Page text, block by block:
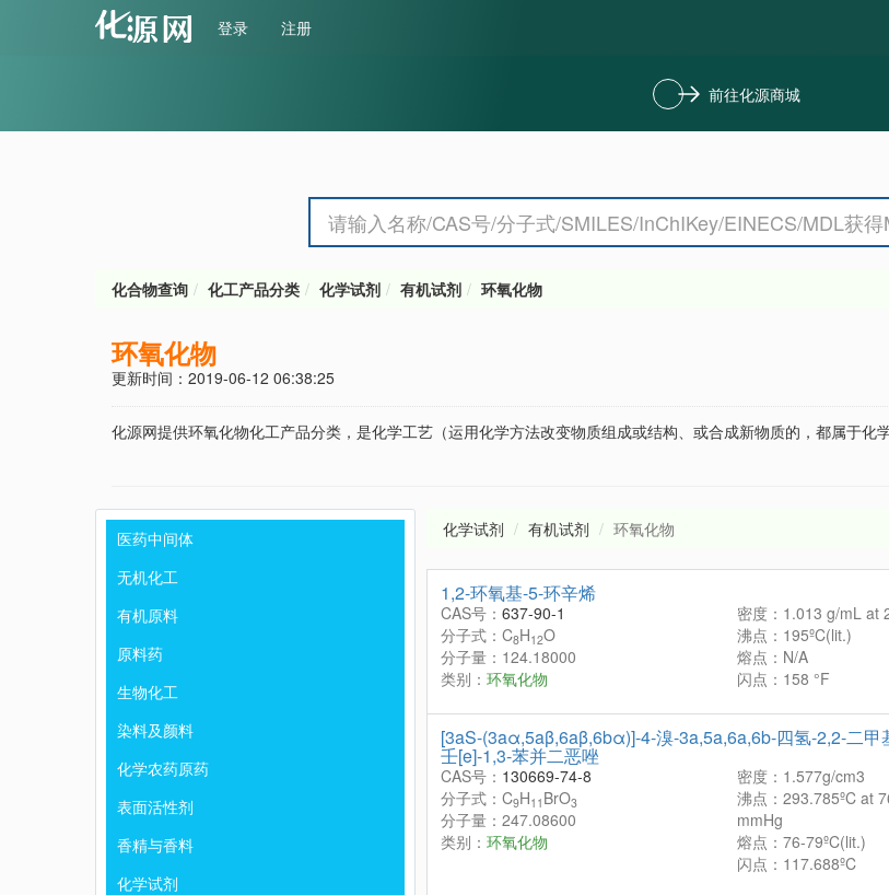
登录 注册
前往化源商城
化合物查询 化工产品分类 化学试剂 有机试剂 环氧化物
环氧化物
更新时间：2019-06-12 06:38:25
化源网提供环氧化物化工产品分类，是化学工艺（运用化学方法改变物质组成或结构、或合成新物质的，都属于化
医药中间体
无机化工
有机原料
原料药
生物化工
染料及颜料
化学农药原药
表面活性剂
香精与香料
化学试剂
化学试剂 有机试剂 环氧化物
1,2-环氧基-5-环辛烯
CAS号： 637-90-1
分子式：C8H12O
分子量：124.18000
类别： 环氧化物
密度：1.013 g/mL at
沸点：195ºC(lit.)
熔点：N/A
闪点：158 °F
[3aS-(3aα,5aβ,6aβ,6bα)]-4-溴-3a,5a,6a,6b-四氢-2,2-二甲
壬[e]-1,3-苯并二恶唑
CAS号： 130669-74-8
分子式：C9H11 BrO3
分子量：247.08600
类别： 环氧化物
密度：1.577g/cm3
沸点：293.785ºC at
mmHg
熔点：76-79ºC(lit.)
闪点：117.688ºC